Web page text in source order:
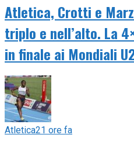
Atletica, Crotti e
triplo e nell’alto. La
in finale ai Mondiali
Atletica21 ore fa